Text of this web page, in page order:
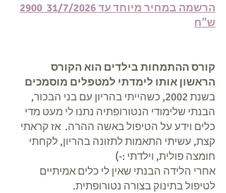
הרשמה במחיר מיוחד עד 31/7/2026 2900
ש"ח
קורס ההתמחות בילדים הוא הקורס
הראשון אותו לימדתי למטפלים מוסמכים
בשנת 2002, כשהייתי בהריון עם בני הבכור,
הבנתי שלימודי הנטורופתיה נתנו לי מעט מדי
כלים וידע על הטיפול באשה ההרה. אז קראתי
קצת, עשיתי התאמות לתזונה בהריון, לקחתי
חומצה פולית, וילדתי :-)
אחרי הלידה הבנתי שאין לי כלים אמיתיים
לטיפול בתינוק בצורה נטורופתית.